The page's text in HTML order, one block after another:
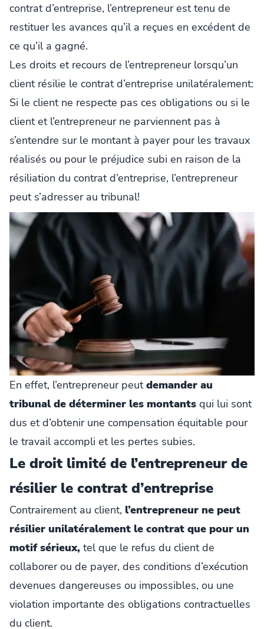
contrat d’entreprise, l’entrepreneur est tenu de
restituer les avances qu’il a reçues en excédent de
ce qu’il a gagné.
Les droits et recours de l’entrepreneur lorsqu’un
client résilie le contrat d’entreprise unilatéralement:
Si le client ne respecte pas ces obligations ou si le
client et l’entrepreneur ne parviennent pas à
s’entendre sur le montant à payer pour les travaux
réalisés ou pour le préjudice subi en raison de la
résiliation du contrat d’entreprise, l’entrepreneur
peut s’adresser au tribunal!
En effet, l’entrepreneur peutdemander au
tribunal de déterminer les montants qui lui sont
dus et d’obtenir une compensation équitable pour
le travail accompli et les pertes subies.
Le droit limité de l’entrepreneur de
résilier le contrat d’entreprise
Contrairement au client, l’entrepreneur ne peut
résilier unilatéralement le contrat que pour un
motif sérieux, tel que le refus du client de
collaborer ou de payer, des conditions d’exécution
devenues dangereuses ou impossibles, ou une
violation importante des obligations contractuelles
du client.